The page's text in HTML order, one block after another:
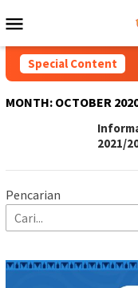
Special Content
MONTH: OCTOBER
2021/
Pencarian